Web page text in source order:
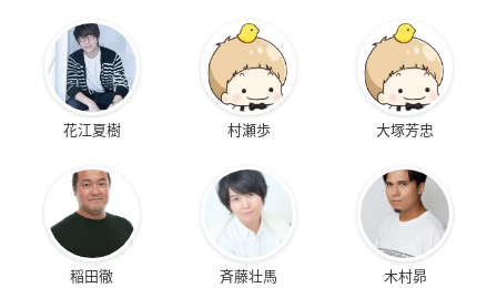
花江夏樹 村瀬歩 大塚芳忠
稲田徹 斉藤壮馬 木村昴